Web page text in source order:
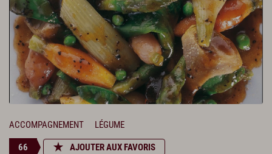
ACCOMPAGNEMENT LÉGUME
66 AJOUTER AUX FAVORIS